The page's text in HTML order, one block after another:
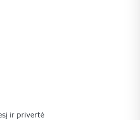
ir privertė